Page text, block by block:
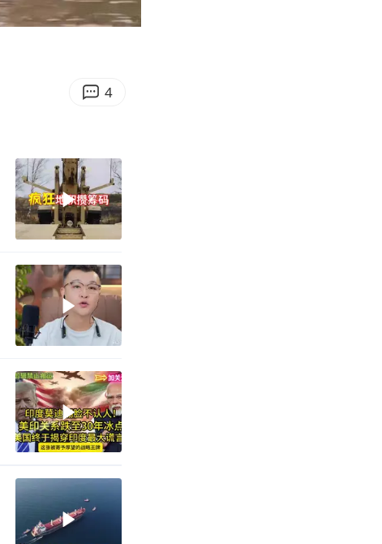
01:21
Enter
4